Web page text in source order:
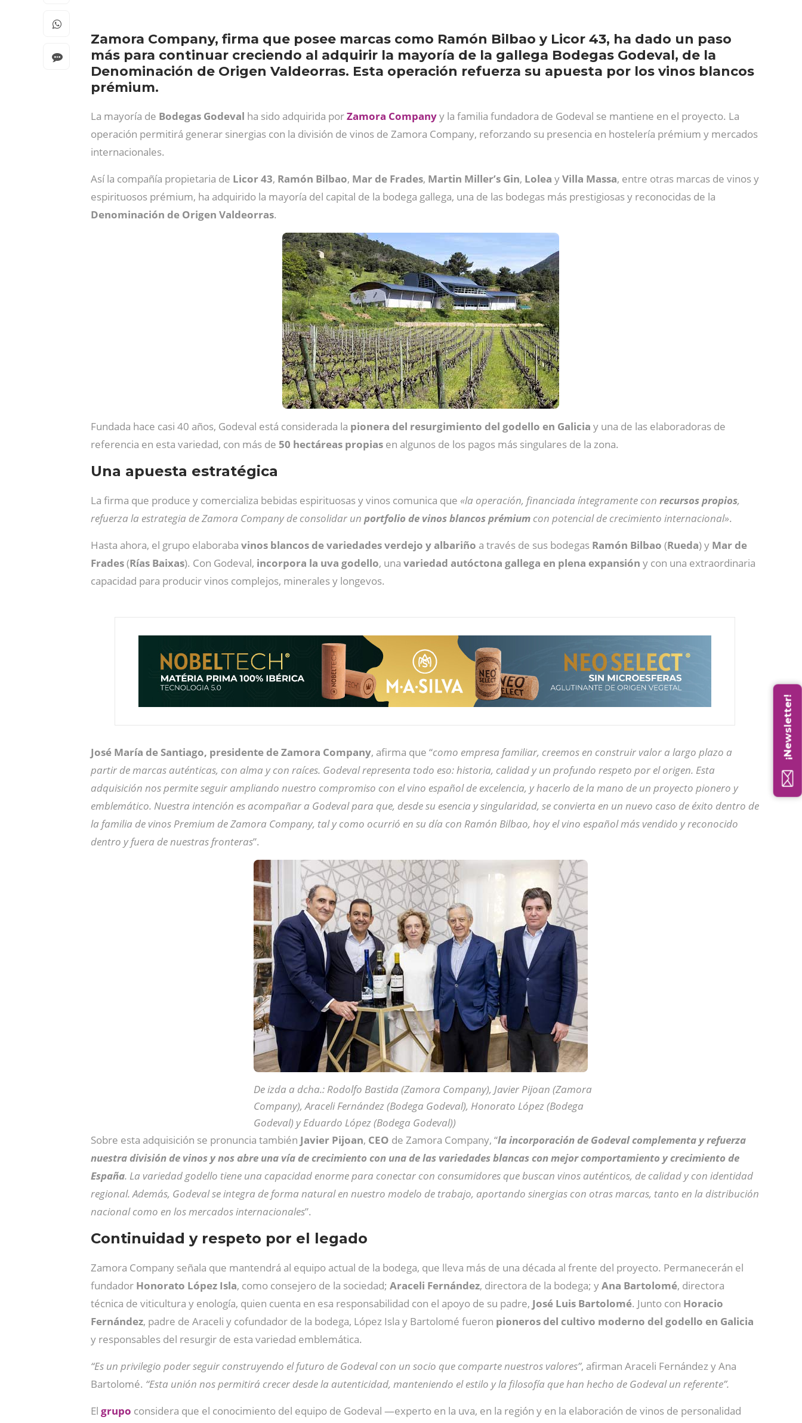
Zamora Company, firma que posee marcas como Ramón Bilbao y Licor 43, ha dado un paso
más para continuar creciendo al adquirir la mayoría de la gallega Bodegas Godeval, de la
Denominación de Origen Valdeorras. Esta operación refuerza su apuesta por los vinos blancos
prémium.
La mayoría de Bodegas Godeval ha sido adquirida porZamora Companyy la familia fundadora de Godeval se mantiene en el proyecto. La
operación permitirá generar sinergias con la división de vinos de Zamora Company, reforzando su presencia en hostelería prémium y mercados
internacionales.
Así la compañía propietaria de Licor 43, Ramón Bilbao, Mar de Frades, Martin Miller’s Gin, Lolea yVilla Massa, entre otras marcas de vinos y
espirituosos prémium, ha adquirido la mayoría del capital de la bodega gallega, una de las bodegas más prestigiosas y reconocidas de la
Denominación de Origen Valdeorras.
Fundada hace casi 40 años, Godeval está considerada la pionera del resurgimiento del godello en Galicia y una de las elaboradoras de
referencia en esta variedad, con más de 50 hectáreas propias en algunos de los pagos más singulares de la zona.
Una apuesta estratégica
La firma que produce y comercializa bebidas espirituosas y vinos comunica que «la operación, financiada íntegramente con recursos propios,
refuerza la estrategia de Zamora Company de consolidar un portfolio de vinos blancos prémium con potencial de crecimiento internacional».
Hasta ahora, el grupo elaboraba vinos blancos de variedades verdejo y albariño a través de sus bodegas Ramón Bilbao (Rueda) y Mar de
Frades(Rías Baixas). Con Godeval, incorpora la uva godello, una variedad autóctona gallega en plena expansión y con una extraordinaria
capacidad para producir vinos complejos, minerales y longevos.
José María de Santiago, presidente de Zamora Company, afirma que “como empresa familiar, creemos en construir valor a largo plazo a
partir de marcas auténticas, con alma y con raíces. Godeval representa todo eso: historia, calidad y un profundo respeto por el origen. Esta
adquisición nos permite seguir ampliando nuestro compromiso con el vino español de excelencia, y hacerlo de la mano de un proyecto pionero y
emblemático. Nuestra intención es acompañar a Godeval para que, desde su esencia y singularidad, se convierta en un nuevo caso de éxito dentro de
la familia de vinos Premium de Zamora Company, tal y como ocurrió en su día con Ramón Bilbao, hoy el vino español más vendido y reconocido
dentro y fuera de nuestras fronteras”.
De izda a dcha.: Rodolfo Bastida (Zamora Company), Javier Pijoan (Zamora
Company), Araceli Fernández (Bodega Godeval), Honorato López (Bodega
Godeval) y Eduardo López (Bodega Godeval))
Sobre esta adquisición se pronuncia también Javier Pijoan, CEO de Zamora Company, “la incorporación de Godeval complementa y refuerza
nuestra división de vinos y nos abre una vía de crecimiento con una de las variedades blancas con mejor comportamiento y crecimiento de
España. La variedad godello tiene una capacidad enorme para conectar con consumidores que buscan vinos auténticos, de calidad y con identidad
regional. Además, Godeval se integra de forma natural en nuestro modelo de trabajo, aportando sinergias con otras marcas, tanto en la distribución
nacional como en los mercados internacionales”.
Continuidad y respeto por el legado
Zamora Company señala que mantendrá al equipo actual de la bodega, que lleva más de una década al frente del proyecto. Permanecerán el
fundador Honorato López Isla, como consejero de la sociedad; Araceli Fernández, directora de la bodega; yAna Bartolomé, directora
técnica de viticultura y enología, quien cuenta en esa responsabilidad con el apoyo de su padre, José Luis Bartolomé. Junto con Horacio
Fernández, padre de Araceli y cofundador de la bodega, López Isla y Bartolomé fueron pioneros del cultivo moderno del godello en Galicia
y responsables del resurgir de esta variedad emblemática.
“Es un privilegio poder seguir construyendo el futuro de Godeval con un socio que comparte nuestros valores”, afirman Araceli Fernández y Ana
Bartolomé. “Esta unión nos permitirá crecer desde la autenticidad, manteniendo el estilo y la filosofía que han hecho de Godeval un referente”.
El grupo considera que el conocimiento del equipo de Godeval —experto en la uva, en la región y en la elaboración de vinos de personalidad
¡Newsletter!